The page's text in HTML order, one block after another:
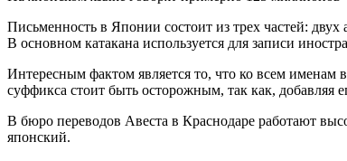
Письменность в Японии состоит из трех частей:
В основном катакана используется для записи
Интересным фактом является то, что ко всем
суффикса стоит быть осторожным, так как, добавляя
В бюро переводов Авеста в Краснодаре работают
японский.